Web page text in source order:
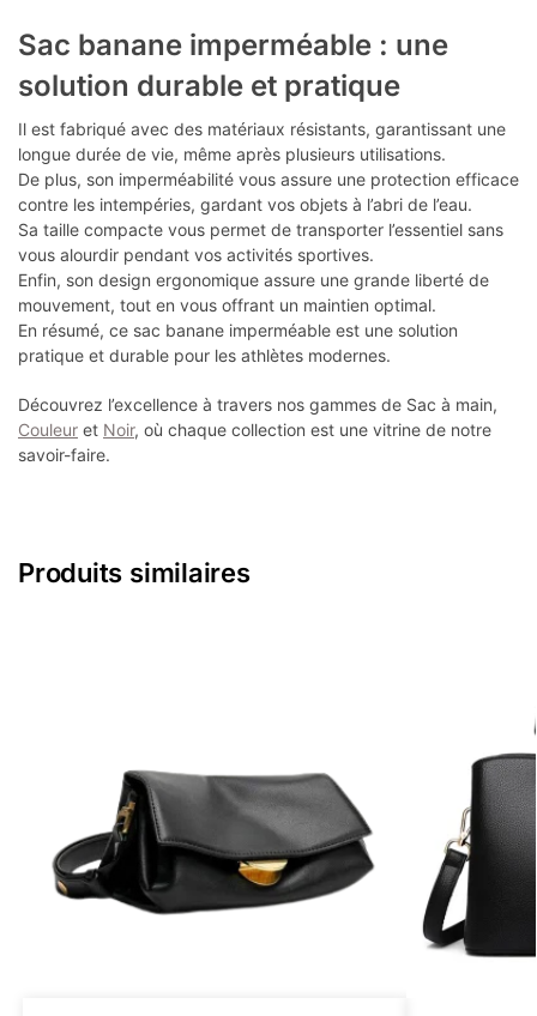
Sac banane imperméable : une
solution durable et pratique
Il est fabriqué avec des matériaux résistants, garantissant une
longue durée de vie, même après plusieurs utilisations.
De plus, son imperméabilité vous assure une protection efficace
contre les intempéries, gardant vos objets à l’abri de l’eau.
Sa taille compacte vous permet de transporter l’essentiel sans
vous alourdir pendant vos activités sportives.
Enfin, son design ergonomique assure une grande liberté de
mouvement, tout en vous offrant un maintien optimal.
En résumé, ce sac banane imperméable est une solution
pratique et durable pour les athlètes modernes.
Découvrez l’excellence à travers nos gammes de Sac à main,
Couleur et Noir, où chaque collection est une vitrine de notre
savoir-faire.
Produits similaires